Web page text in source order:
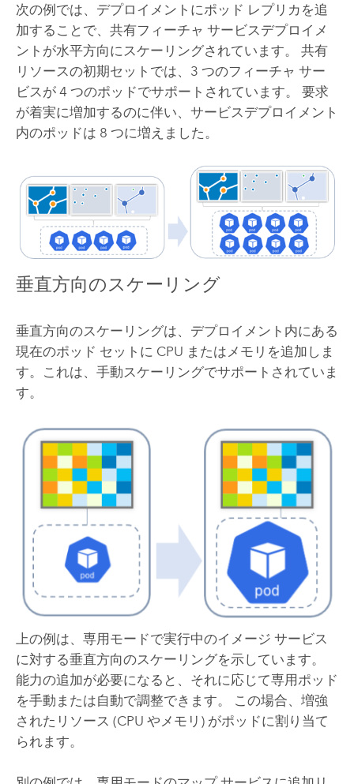
次の例では、デプロイメントにポッド レプリカを追
加することで、共有フィーチャ サービスデプロイメ
ントが水平方向にスケーリングされています。 共有
リソースの初期セットでは、3 つのフィーチャ サー
ビスが 4 つのポッドでサポートされています。 要求
が着実に増加するのに伴い、サービスデプロイメント
内のポッドは 8 つに増えました。
垂直方向のスケーリング
垂直方向のスケーリングは、デプロイメント内にある
現在のポッド セットに CPU またはメモリを追加しま
す。これは、手動スケーリングでサポートされていま
す。
上の例は、専用モードで実行中のイメージ サービス
に対する垂直方向のスケーリングを示しています。
能力の追加が必要になると、それに応じて専用ポッド
を手動または自動で調整できます。 この場合、増強
されたリソース (CPU やメモリ) がポッドに割り当て
られます。